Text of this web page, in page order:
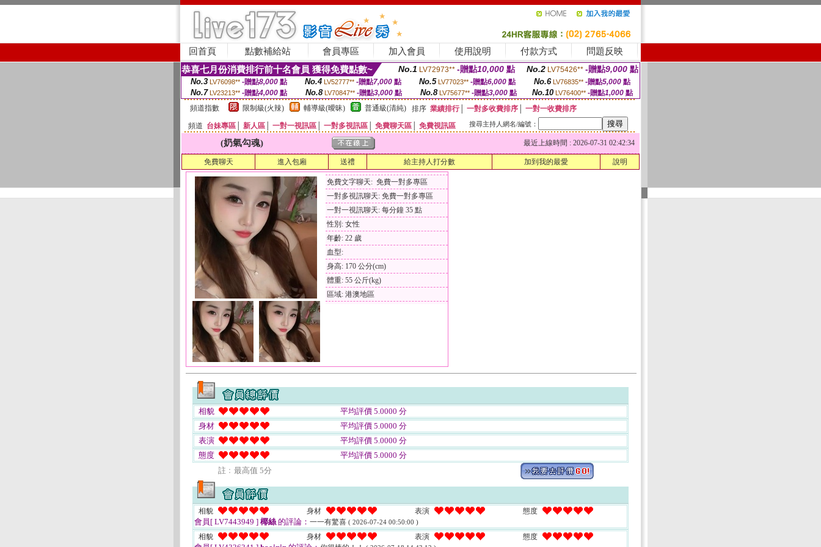
回首頁 點數補給站 會員專區 加入會員 使用說明 付款方式 問題反映
恭喜七月份消費排行前十名會員 獲得免費點數~ No.1 LV72973** -贈點10,000 點 No.2 LV75426** -贈點9,000 點
No.3 LV76098** -贈點8,000點 No.4 LV52777** -贈點7,000點 No.5 LV77023** -贈點6,000點 No.6 LV76835** -贈點5,000點
No.7 LV23213** -贈點4,000 點 No.8 LV70847** -贈點3,000 點 No.8 LV75677** -贈點3,000點 No.10 LV76400** -贈點1,000 點
頻道指數
限制級(火辣) 輔導級(曖昧) 普通級(清純) 排序 業績排行│ 一對多收費排序
一對一收費排序
頻道 台妹專區 新人區 一對一視訊區 一對多視訊區 免費聊天區 免費視訊區 搜尋主持人網名/編號：
(奶氣勾魂) 最近上線時間 : 2026-07-31 02:42:34
免費聊天 進入包廂 送禮 給主持人打分數 加到我的最愛 說明
免費文字聊天: 免費一對多專區
一對多視訊聊天: 免費一對多專區
一對一視訊聊天: 每分鐘 35 點
性別: 女性
年齡: 22 歲
血型:
身高: 170 公分(cm)
體重: 55 公斤(kg)
區域: 港澳地區
相貌
平均評價 5.0000 分
身材
平均評價 5.0000 分
表演
平均評價 5.0000 分
態度
平均評價 5.0000 分
註﹕最高值 5分
相貌 身材 表演 態度
會員[ LV7443949 ] 椰絲 的評論： 一一有驚喜 ( 2026-07-24 00:50:00 )
相貌 身材 表演 態度